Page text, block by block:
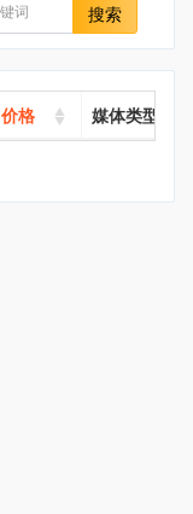
搜索
价格 媒体类型